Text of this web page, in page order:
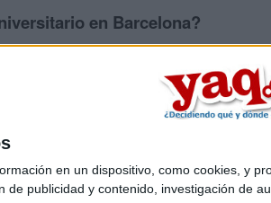
en un dispositivo, como cookies, y
publicidad y contenido, investigación de
en Barcelona?
mayores en Barcelona
Quiénes somos|
Aviso legal|Politica de privacidad|